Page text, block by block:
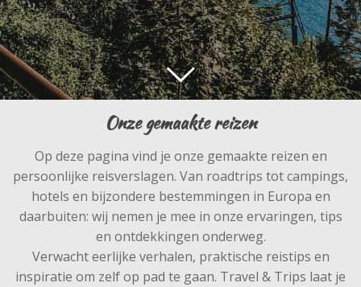
Onze gemaakte reizen
Op deze pagina vind je onze gemaakte reizen en
persoonlijke reisverslagen. Van roadtrips tot campings,
hotels en bijzondere bestemmingen in Europa en
daarbuiten: wij nemen je mee in onze ervaringen, tips
en ontdekkingen onderweg.
Verwacht eerlijke verhalen, praktische reistips en
inspiratie om zelf op pad te gaan. Travel & Trips laat je